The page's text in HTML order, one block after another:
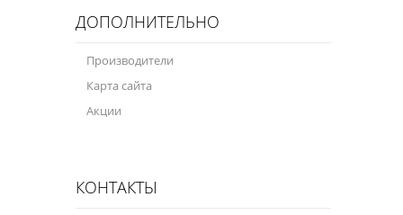
ДОПОЛНИТЕЛЬНО
Производители
Карта сайта
Акции
КОНТАКТЫ